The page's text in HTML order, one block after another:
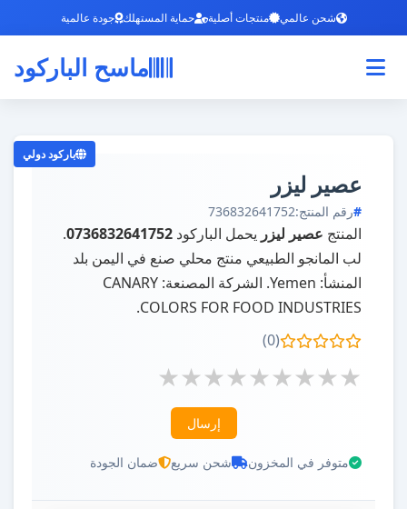
شحن عالمي منتجات أصلية حماية المستهلك جودة عالمية
ماسح الباركود
باركود دولي
عصير ليزر
رقم المنتج:736832641752
المنتج عصير ليزر يحمل الباركود 0736832641752
.
لب المانجو الطبيعي منتج محلي صنع في اليمن بلد
المنشأ: Yemen. الشركة المصنعة: CANARY
COLORS FOR FOOD INDUSTRIES.
(0)
إرسال
متوفر في المخزون شحن سريع ضمان الجودة